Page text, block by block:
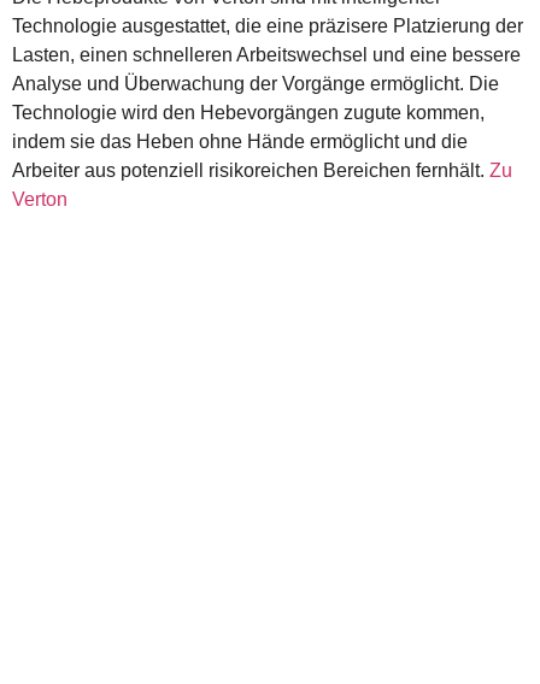
Technologie ausgestattet, die eine präzisere Platzierung der
Lasten, einen schnelleren Arbeitswechsel und eine bessere
Analyse und Überwachung der Vorgänge ermöglicht. Die
Technologie wird den Hebevorgängen zugute kommen,
indem sie das Heben ohne Hände ermöglicht und die
Arbeiter aus potenziell risikoreichen Bereichen fernhält. Zu
Verton